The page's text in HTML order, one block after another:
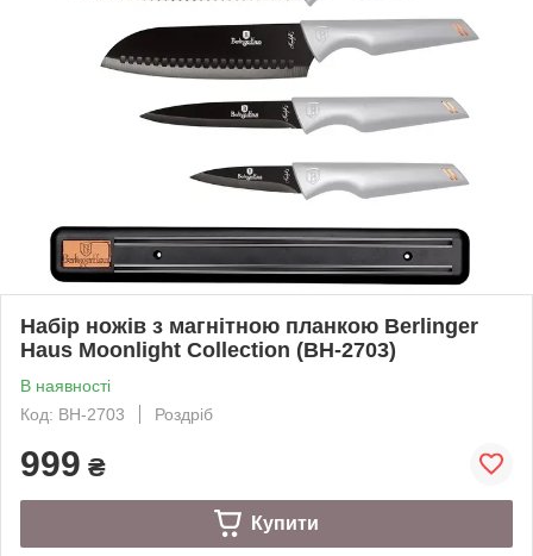
Набір ножів з магнітною планкою Berlinger
Haus Moonlight Collection (BH-2703)
В наявності
Код: BH-2703
Роздріб
999 ₴
Купити